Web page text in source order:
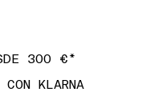
KLARNA